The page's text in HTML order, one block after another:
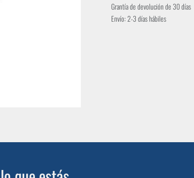
Grantía de devolución de 30 días
Envío: 2-3 días hábiles